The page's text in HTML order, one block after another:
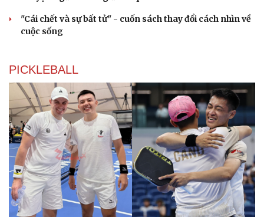
"Cái chết và sự bất tử" - cuốn sách thay đổi cách nhìn về
cuộc sống
PICKLEBALL